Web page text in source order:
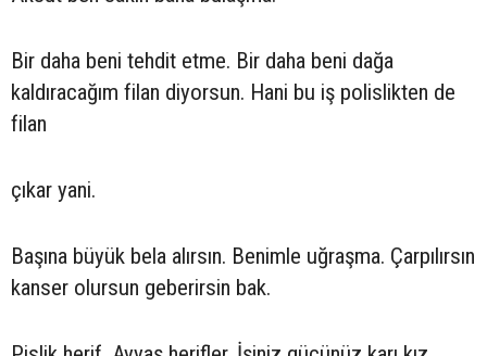
Bir daha beni tehdit etme. Bir daha beni dağa
kaldıracağım filan diyorsun. Hani bu iş polislikten de
filan
çıkar yani.
Başına büyük bela alırsın. Benimle uğraşma. Çarpılırsın
kanser olursun geberirsin bak.